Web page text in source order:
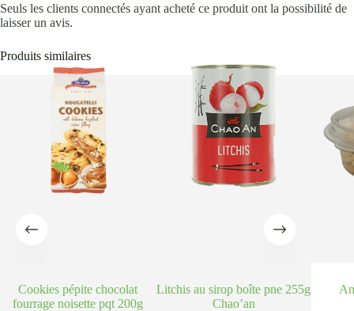
Seuls les clients connectés ayant acheté ce produit ont la possibilité de
laisser un avis.
Produits similaires
Cookies pépite chocolat
fourrage noisette pqt 200g
Litchis au sirop boîte pne 255g
Chao’an